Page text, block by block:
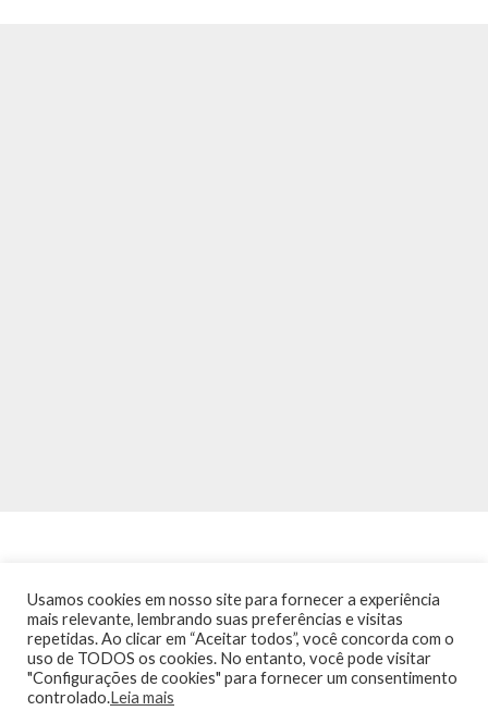
INÍCIO NOTÍCIAS AGENDA CONTATO
TRÂNSITO NA PONTE
TERMOS DE USO / POLÍTICA DE PRIVACIDADE
Usamos cookies em nosso site para fornecer a experiência
mais relevante, lembrando suas preferências e visitas
repetidas. Ao clicar em “Aceitar todos”, você concorda com o
uso de TODOS os cookies. No entanto, você pode visitar
"Configurações de cookies" para fornecer um consentimento
controlado.Leia mais